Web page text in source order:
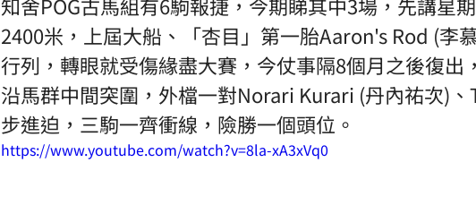
2400米，上屆大船、「杏目」第一胎Aaron's Rod (李
行列，轉眼就受傷緣盡大賽，今仗事隔8個月之後復出
沿馬群中間突圍，外檔一對Norari Kurari (丹內祐次)
步進迫，三駒一齊衝線，險勝一個頭位。
https://www.youtube.com/watch?v=8la-xA3xVq0